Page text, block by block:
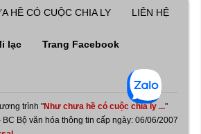
HỀ CÓ CUỘC CHIA LY LIÊN HỆ
lạc Trang Facebook
trình "Như chưa hề có cuộc chia ly ..."
Bộ văn hóa thông tin cấp ngày: 06/06/2007